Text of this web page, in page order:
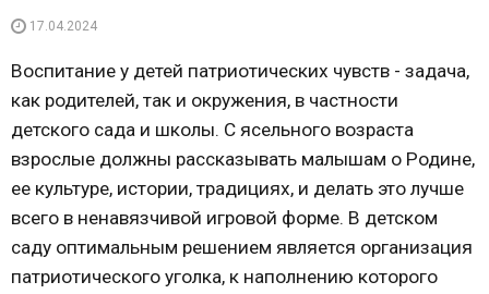
17.04.2024
Воспитание у детей патриотических чувств - задача,
как родителей, так и окружения, в частности
детского сада и школы. С ясельного возраста
взрослые должны рассказывать малышам о Родине,
ее культуре, истории, традициях, и делать это лучше
всего в ненавязчивой игровой форме. В детском
саду оптимальным решением является организация
патриотического уголка, к наполнению которого